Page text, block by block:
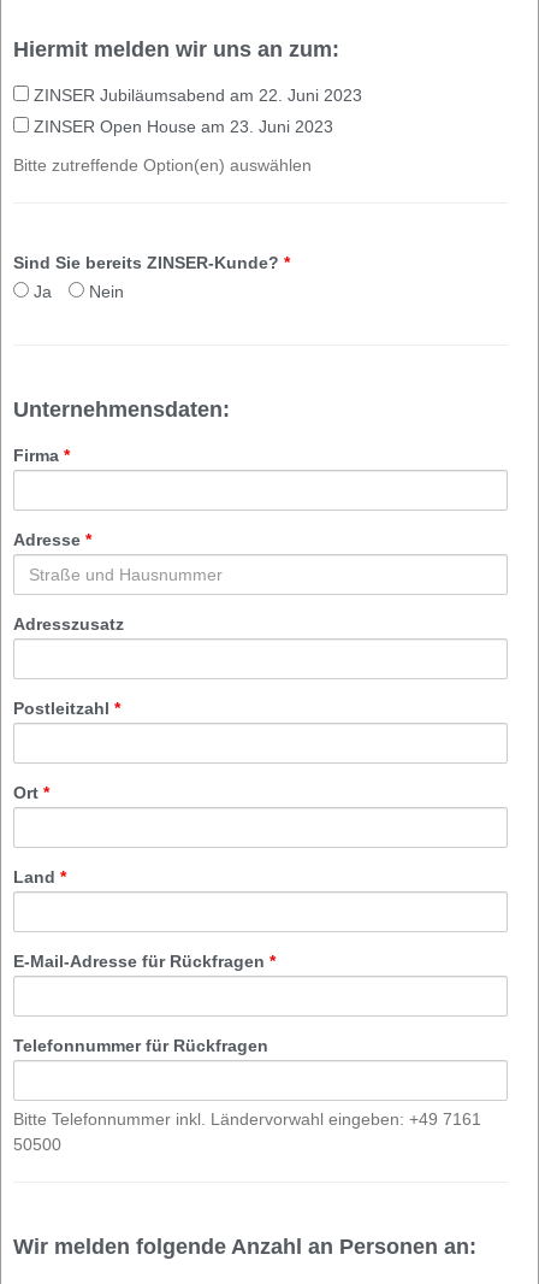
Hiermit melden wir uns an zum:
ZINSER Jubiläumsabend am 22. Juni 2023
ZINSER Open House am 23. Juni 2023
Bitte zutreffende Option(en) auswählen
Sind Sie bereits ZINSER-Kunde? *
Ja
Nein
Unternehmensdaten:
Firma *
Adresse *
Adresszusatz
Postleitzahl *
Ort *
Land *
E-Mail-Adresse für Rückfragen *
Telefonnummer für Rückfragen
Bitte Telefonnummer inkl. Ländervorwahl eingeben: +49 7161
50500
Wir melden folgende Anzahl an Personen an: